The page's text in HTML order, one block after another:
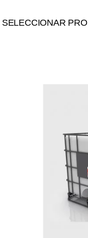
SELECCIONAR